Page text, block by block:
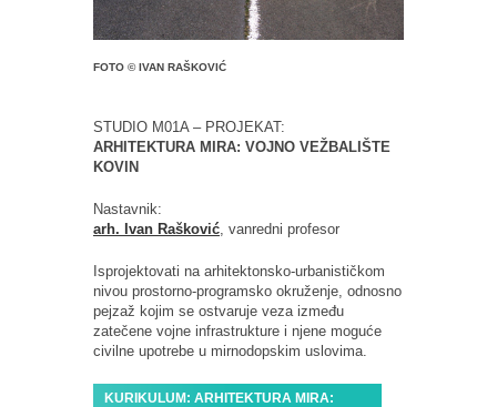
FOTO © IVAN RAŠKOVIĆ
STUDIO M01A – PROJEKAT:
ARHITEKTURA MIRA: VOJNO VEŽBALIŠTE
KOVIN
Nastavnik:
arh. Ivan Rašković, vanredni profesor
Isprojektovati na arhitektonsko-urbanističkom
nivou prostorno-programsko okruženje, odnosno
pejzaž kojim se ostvaruje veza između
zatečene vojne infrastrukture i njene moguće
civilne upotrebe u mirnodopskim uslovima.
KURIKULUM: ARHITEKTURA MIRA: